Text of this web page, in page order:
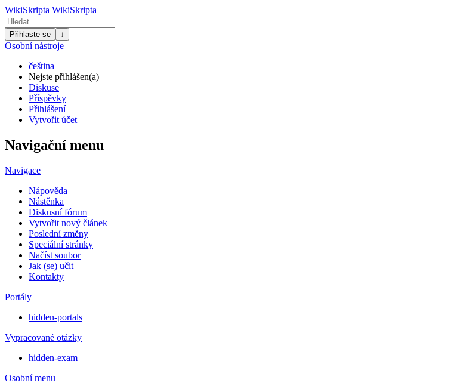
WikiSkripta WikiSkripta
Přihlaste se ↓
Osobní nástroje
čeština
Nejste přihlášen(a)
Diskuse
Příspěvky
Přihlášení
Vytvořit účet
Navigační menu
Navigace
Nápověda
Nástěnka
Diskusní fórum
Vytvořit nový článek
Poslední změny
Speciální stránky
Načíst soubor
Jak (se) učit
Kontakty
Portály
hidden-portals
Vypracované otázky
hidden-exam
Osobní menu